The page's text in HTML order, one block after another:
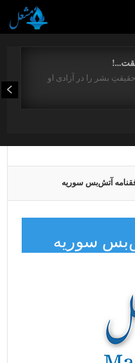
بشر را در آزادی او
آتش‌بس سوریه
سوریه